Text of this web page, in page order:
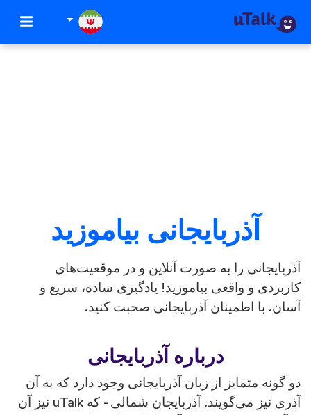
آذربایجانی بیاموزید
آذربایجانی را به صورت آنلاین و در موقعیت‌های
کاربردی و واقعی بیاموزید! یادگیری ساده، سریع و
آسان. با اطمینان آذربایجانی صحبت کنید.
درباره آذربایجانی
دو گونه متمایز از زبان آذربایجانی وجود دارد که به آن
آذری نیز می‌گویند. آذربایجان شمالی - که uTalk نیز آن